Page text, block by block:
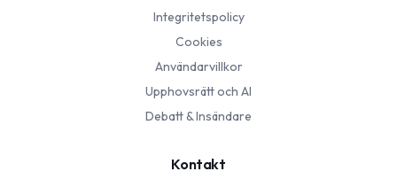
Integritetspolicy
Cookies
Användarvillkor
Upphovsrätt och AI
Debatt & Insändare
Kontakt